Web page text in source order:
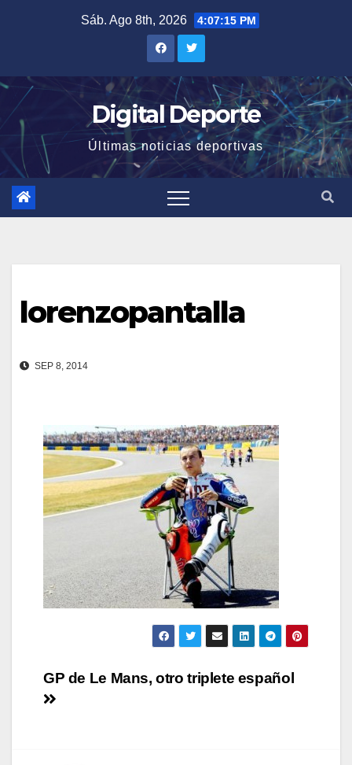
Sáb. Ago 8th, 2026 4:07:16 PM
Digital Deporte
Últimas noticias deportivas
lorenzopantalla
SEP 8, 2014
Navegación
GP de Le Mans, otro triplete español